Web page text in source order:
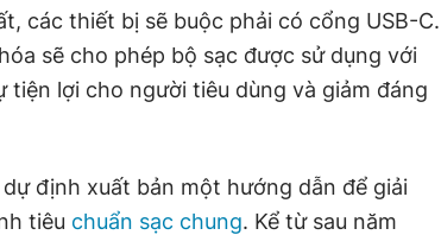
các thiết bị sẽ buộc phải có cổng USB-C.
sẽ cho phép bộ sạc được sử dụng với
tiện lợi cho người tiêu dùng và giảm đáng
định xuất bản một hướng dẫn để giải
tiêu chuẩn sạc chung. Kể từ sau năm